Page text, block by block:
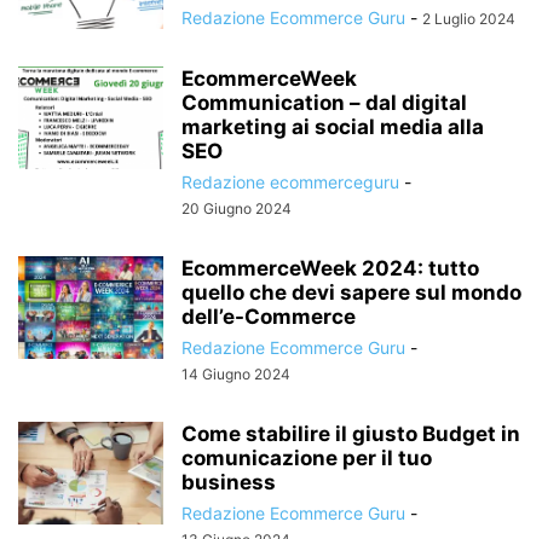
Redazione Ecommerce Guru - 2 Luglio 2024
EcommerceWeek
Communication – dal digital
marketing ai social media alla
SEO
Redazione ecommerceguru -
20 Giugno 2024
EcommerceWeek 2024: tutto
quello che devi sapere sul mondo
dell’e-Commerce
Redazione Ecommerce Guru -
14 Giugno 2024
Come stabilire il giusto Budget in
comunicazione per il tuo
business
Redazione Ecommerce Guru -